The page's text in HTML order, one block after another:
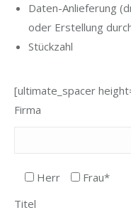
Daten-Anlieferung
oder Erstellung
Stückzahl
[ultimate_spacer
Firma
Herr
Frau*
Titel